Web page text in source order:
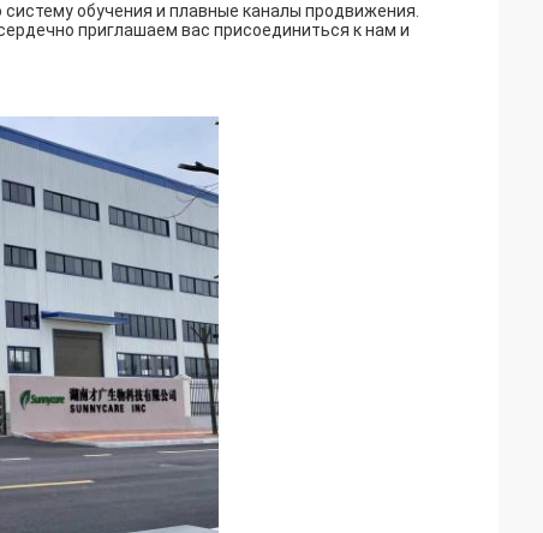
обучения и плавные каналы продвижения.
приглашаем вас присоединиться к нам и